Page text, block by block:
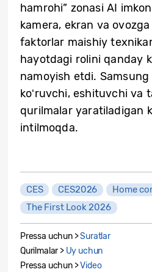
hamrohi” zonasi AI
kamera, ekran va
faktorlar maishiy
hayotdagi rolini qanday
namoyish etdi.
koʻruvchi, eshituvchi va
qurilmalar yaratiladigan
intilmoqda.
CES CES2026
Home
The First Look 2026
Pressa uchun >Suratlar
Qurilmalar > Uy uchun
Pressa uchun >Video